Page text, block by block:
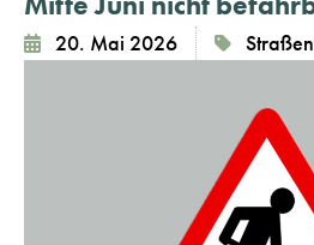
20. Mai 2026